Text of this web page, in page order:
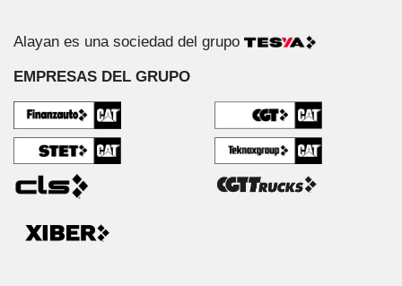
Alayan es una sociedad del grupo
EMPRESAS DEL GRUPO